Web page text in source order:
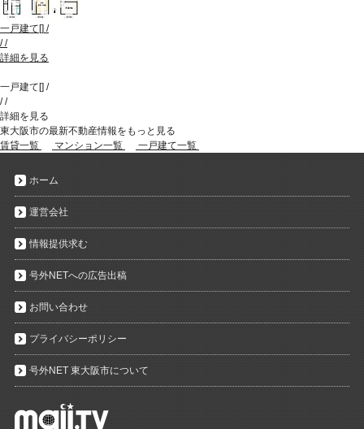
一戸建て [] /
//
詳細を見る
一戸建て [] /
//
詳細を見る
東大阪市の最新不動産情報をもっと見る
賃貸一覧
マンション一覧 一戸建て一覧
ホーム
運営会社
情報提供求む
号外NETへの広告出稿
お問い合わせ
プライバシーポリシー
号外NET 東大阪市について